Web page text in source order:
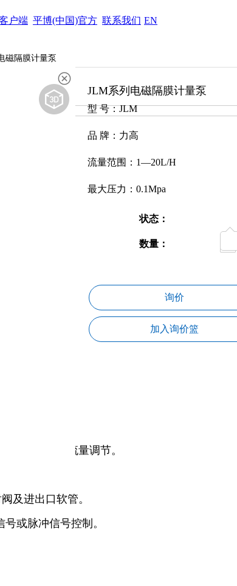
户端 平博(中国)官方 联系我们 EN
磁隔膜计量泵
JLM系列电磁隔膜计量泵
型 号：JLM
品 牌：力高
流量范围：1—20L/H
最大压力：0.1Mpa
状态：
数量：
询价
加入询价篮
程频率实现流量调节。
及进出口软管。
或脉冲信号控制。